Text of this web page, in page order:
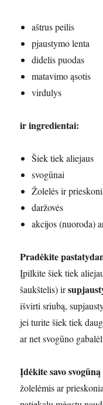
aštrus peilis
pjaustymo lenta
didelis puodas
matavimo ąsotis
virdulys
ir ingredientai:
Šiek tiek aliejaus
svogūnai
Žolelės ir
daržovės
akcijos (nuoroda)
Pradėkite
Įpilkite šiek tiek
šaukštelis) ir
išvirti sriubą,
jei turite šiek tiek
ar net svogūno
Įdėkite savo
žolelėmis ar